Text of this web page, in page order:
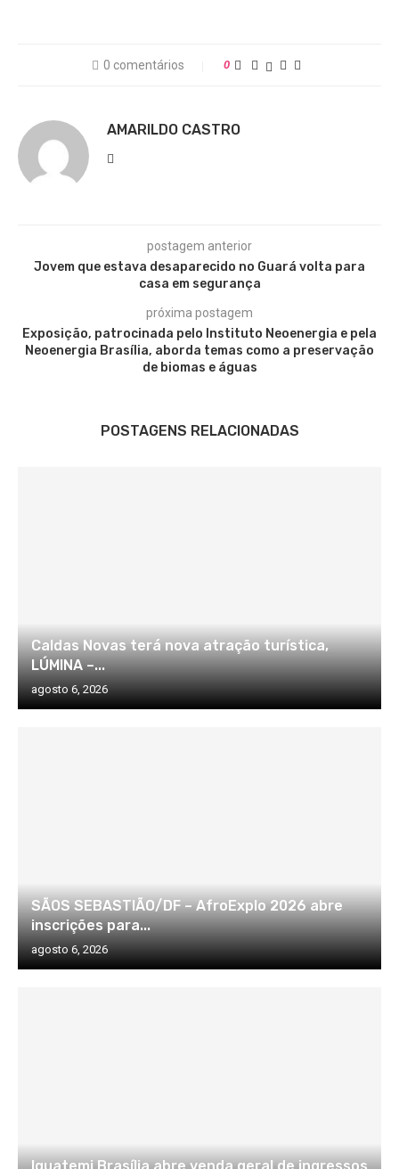
0 comentários 0
AMARILDO CASTRO
postagem anterior
Jovem que estava desaparecido no Guará volta para
casa em segurança
próxima postagem
Exposição, patrocinada pelo Instituto Neoenergia e pela
Neoenergia Brasília, aborda temas como a preservação
de biomas e águas
POSTAGENS RELACIONADAS
Caldas Novas terá nova atração turística,
LÚMINA –...
agosto 6, 2026
SÃOS SEBASTIÃO/DF – AfroExplo 2026 abre
inscrições para...
agosto 6, 2026